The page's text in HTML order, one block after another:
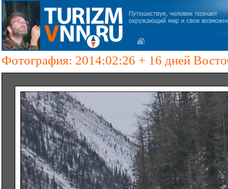
Фотография: 2014:02:26 + 16 дней